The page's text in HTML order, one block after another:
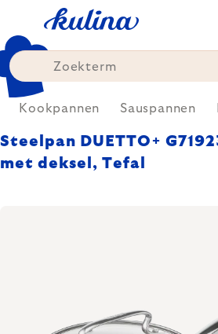
content
Kookpannen Sauspannen
Steelpan DUETTO+
met deksel, Tefal